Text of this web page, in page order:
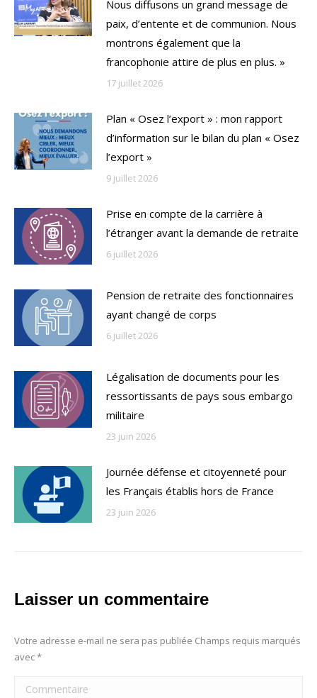
Nous diffusons un grand message de
paix, d’entente et de communion. Nous
montrons également que la
francophonie attire de plus en plus. »
17 juillet 2026
Plan « Osez l’export » : mon rapport
d’information sur le bilan du plan « Osez
l’export »
9 juillet 2026
Prise en compte de la carrière à
l’étranger avant la demande de retraite
6 juillet 2026
Pension de retraite des fonctionnaires
ayant changé de corps
6 juillet 2026
Légalisation de documents pour les
ressortissants de pays sous embargo
militaire
23 juin 2026
Journée défense et citoyenneté pour
les Français établis hors de France
23 juin 2026
Laisser un commentaire
Votre adresse e-mail ne sera pas publiée Champs requis marqués
avec*
Commentaire